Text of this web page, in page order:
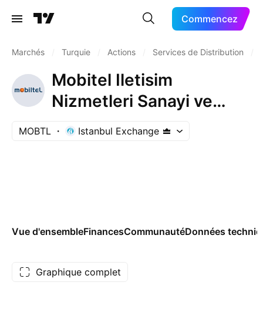
Commencez
Marchés Turquie Actions Services de Distribution
Mobitel Iletisim
Nizmetleri Sanayi ve
Ticaret A.S
MOBTL Istanbul Exchange
Vue d'ensembleFinancesCommunautéDonnées
Graphique complet